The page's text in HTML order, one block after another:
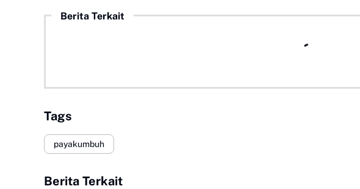
Berita Terkait
Tags
payakumbuh
Berita Terkait